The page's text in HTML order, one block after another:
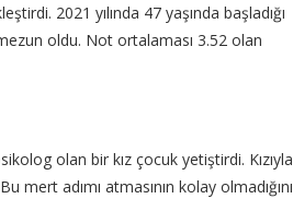
2021 yılında 47 yaşında başladığı
oldu. Not ortalaması 3.52 olan
olan bir kız çocuk yetiştirdi. Kızıyla
adımı atmasının kolay olmadığını